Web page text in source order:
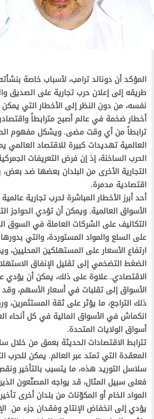
المؤكد أن دونالد ترامب، لأسباب خاصة
طريقه إلى إعلان حرب تجارية على الصديق
نفسه، من دون النظر إلى الأخطار التي
أخطار ضخمة في عالم أصبح مترابطاً
ترابطاً من أي وقت مضى. ويشكل مفهوم
العالمية تهديدات كبيرة للاقتصاد
الحرب الساخنة، إذ إن فرض التعريفات
التجارية الأخرى من البلدان بعضها ضد
اقتصادية مدمرة.
أحد أبرز الأخطار المباشرة لحرب تجارية
الأسواق العالمية. ويمكن أن تؤدي الحواجز
التكاليف على الشركات العاملة في السوق
على السلع والمواد المستوردة، والتي
ارتفاع الأسعار على المستهلكين المحليين،
الضغط التضخمي إلى تقليل الإنفاق
الاقتصادي. علاوة على ذلك، يمكن أن يؤدي
الأسواق إلى تقلبات في أسعار الأسهم،
ذلك التراجع، ما يؤثر على ثقة المستثمرين،
انكماش في الأسواق المالية في كل أنحاء
أسواق الولايات المتحدة.
تترابط الاقتصادات الحديثة بعمق من خلال
المعقدة التي تمتد عبر العالم. يمكن للحرب
سلاسل التوريد هذه، ما يتسبب بالتأخير
فعلى سبيل المثال، قد يواجه المصنّعون
المواد الخام أو المكوّنات من بلدان أخرى
يؤدي إلى انخفاض الإنتاج وفقدان جزء من